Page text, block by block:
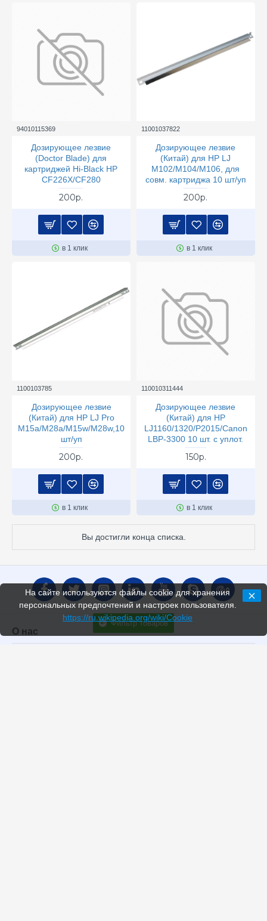
94010115369
Дозирующее лезвие
(Doctor Blade) для
картриджей Hi-Black HP
CF226X/CF280
200р.
в 1 клик
11001037822
Дозирующее лезвие
(Китай) для HP LJ
M102/M104/M106, для
совм. картриджа 10 шт/уп
200р.
в 1 клик
1100103785
Дозирующее лезвие
(Китай) для HP LJ Pro
M15a/M28a/M15w/M28w,10
шт/уп
200р.
в 1 клик
110010311444
Дозирующее лезвие
(Китай) для HP
LJ1160/1320/P2015/Canon
LBP-3300 10 шт. с уплот.
150р.
в 1 клик
Вы достигли конца списка.
О нас
На сайте используются файлы cookie для хранения
персональных предпочтений и настроек пользователя.
https://ru.wikipedia.org/wiki/Cookie
Фильтр товаров